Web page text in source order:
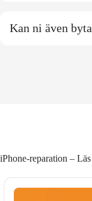
Kan ni även
iPhone-reparation –